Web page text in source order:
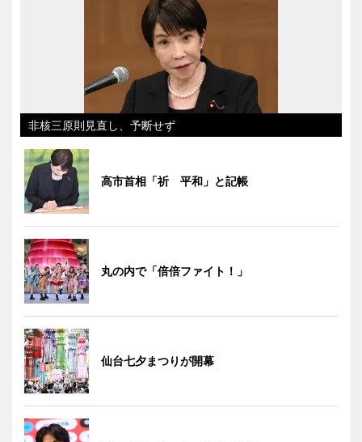
非核三原則見直し、予断せず
高市首相「祈 平和」と記帳
丸の内で「倍倍ファイト！」
仙台七夕まつりが開幕